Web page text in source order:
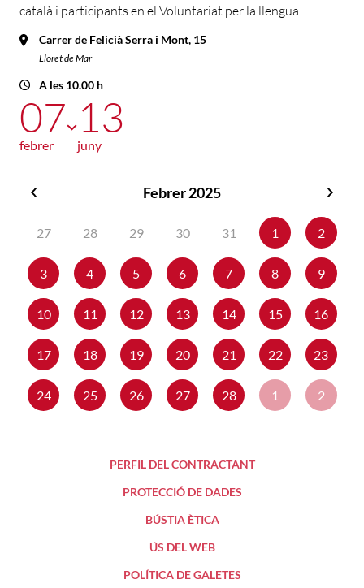
català i participants en el Voluntariat per la llengua.
Carrer de Felicià Serra i Mont, 15
Lloret de Mar
A les 10.00 h
07
febrer
13
juny
Febrer 2025
27
28 29 30 31 1 2
3 4 5 6 7 8 9
10 11 12 13 14 15 16
17 18 19 20 21 22 23
24 25 26 27 28 1 2
PERFIL DEL CONTRACTANT
PROTECCIÓ DE DADES
BÚSTIA ÈTICA
ÚS DEL WEB
POLÍTICA DE GALETES